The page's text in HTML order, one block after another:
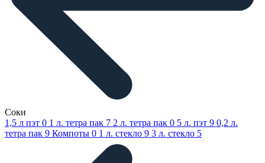
Соки
1,5 л пэт 0 1 л. тетра пак 7 2 л. тетра пак 0 5 л. пэт 9 0,2 л.
тетра пак 9 Компоты 0 1 л. стекло 9 3 л. стекло 5